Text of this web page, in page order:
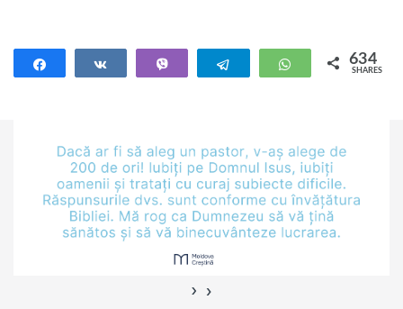
Isus a plecat în
Locuința Morților?
Corinteni. Studiul
acesta îl predau
online (ZOOM) în
fiecare…
Telegram WhatsApp
634
SHARES
‹ ›